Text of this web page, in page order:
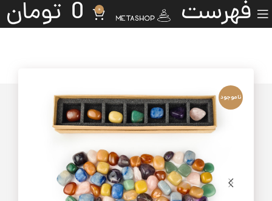
فهرست 0
0 تومان
ناموجود